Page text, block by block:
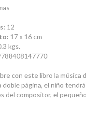
12
17 x 16 cm
kgs.
con este libro la música
doble página, el niño
del compositor, el